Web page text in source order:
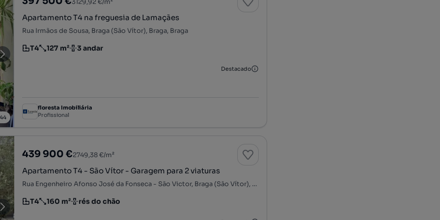
44
3129,92 €/m²
Apartamento T4 na freguesia de Lamaçães
Rua Irmãos de Sousa, Braga (São Vítor), Braga, Braga
Tipologia
T4
Preço por metro quadrado
127 m²
Andar 3 andar
Destacado
floresta Imobiliária
Profissional
439 900 €2749,38 €/m²
Apartamento T4 - São Vítor - Garagem para 2 viaturas
Rua Engenheiro Afonso José da Fonseca - São Victor, Braga (São Vítor), Braga, Braga
Tipologia
T4
Preço por metro quadrado
160 m²
Andar rés do chão